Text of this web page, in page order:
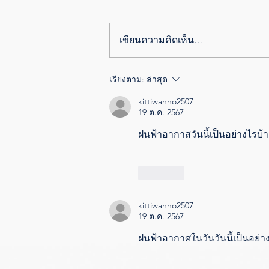
เขียนความคิดเห็น…
เรียงตาม: ล่าสุด
kittiwanno2507
19 ต.ค. 2567
ฝนฟ้าอากาสวันนี้เป็นอย่างไรบ้า
kittiwanno2507
19 ต.ค. 2567
ฝนฟ้าอากาศในวันวันนี้เป็นอย่า